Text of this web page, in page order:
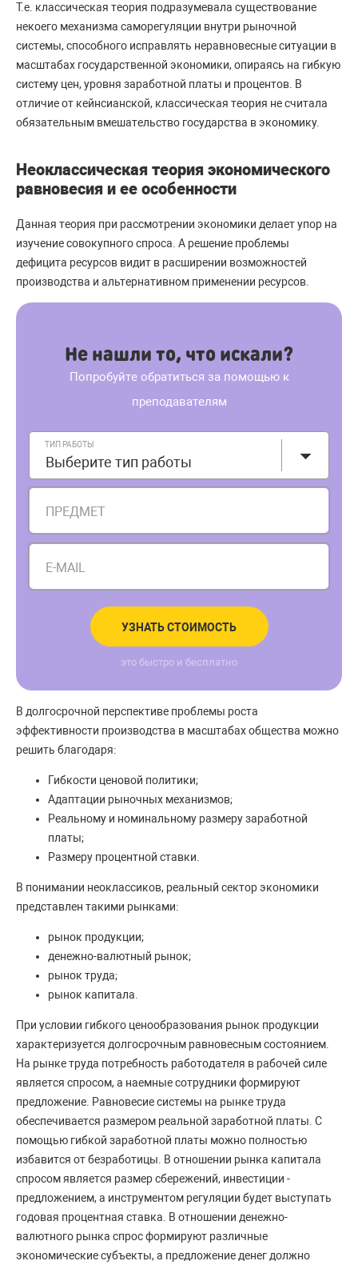
Т.е. классическая теория подразумевала существование
некоего механизма саморегуляции внутри рыночной
системы, способного исправлять неравновесные ситуации в
масштабах государственной экономики, опираясь на гибкую
систему цен, уровня заработной платы и процентов. В
отличие от кейнсианской, классическая теория не считала
обязательным вмешательство государства в экономику.
Неоклассическая теория экономического
равновесия и ее особенности
Данная теория при рассмотрении экономики делает упор на
изучение совокупного спроса. А решение проблемы
дефицита ресурсов видит в расширении возможностей
производства и альтернативном применении ресурсов.
Не нашли то, что искали?
Попробуйте обратиться за помощью к
преподавателям
ТИП РАБОТЫ
Выберите тип работы
ПРЕДМЕТ
E-MAIL
УЗНАТЬ СТОИМОСТЬ
это быстро и бесплатно
В долгосрочной перспективе проблемы роста
эффективности производства в масштабах общества можно
решить благодаря:
Гибкости ценовой политики;
Адаптации рыночных механизмов;
Реальному и номинальному размеру заработной
платы;
Размеру процентной ставки.
В понимании неоклассиков, реальный сектор экономики
представлен такими рынками:
рынок продукции;
денежно-валютный рынок;
рынок труда;
рынок капитала.
При условии гибкого ценообразования рынок продукции
характеризуется долгосрочным равновесным состоянием.
На рынке труда потребность работодателя в рабочей силе
является спросом, а наемные сотрудники формируют
предложение. Равновесие системы на рынке труда
обеспечивается размером реальной заработной платы. С
помощью гибкой заработной платы можно полностью
избавится от безработицы. В отношении рынка капитала
спросом является размер сбережений, инвестиции -
предложением, а инструментом регуляции будет выступать
годовая процентная ставка. В отношении денежно-
валютного рынка спрос формируют различные
экономические субъекты, а предложение денег должно